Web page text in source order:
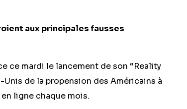
aux principales fausses
ce mardi le lancement de son “Reality
de la propension des Américains à
ligne chaque mois.